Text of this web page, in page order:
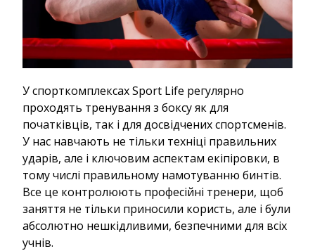
У спорткомплексах Sport Life регулярно
проходять тренування з боксу як для
початківців, так і для досвідчених спортсменів.
У нас навчають не тільки техніці правильних
ударів, але і ключовим аспектам екіпіровки, в
тому числі правильному намотуванню бинтів.
Все це контролюють професійні тренери, щоб
заняття не тільки приносили користь, але і були
абсолютно нешкідливими, безпечними для всіх
учнів.